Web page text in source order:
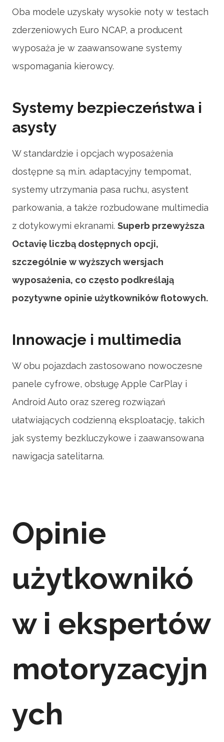
Oba modele uzyskały wysokie noty w testach
zderzeniowych Euro NCAP, a producent
wyposaża je w zaawansowane systemy
wspomagania kierowcy.
Systemy bezpieczeństwa i
asysty
W standardzie i opcjach wyposażenia
dostępne są m.in. adaptacyjny tempomat,
systemy utrzymania pasa ruchu, asystent
parkowania, a także rozbudowane multimedia
z dotykowymi ekranami. Superb przewyższa
Octavię liczbą dostępnych opcji,
szczególnie w wyższych wersjach
wyposażenia, co często podkreślają
pozytywne opinie użytkowników flotowych.
Innowacje i multimedia
W obu pojazdach zastosowano nowoczesne
panele cyfrowe, obsługę Apple CarPlay i
Android Auto oraz szereg rozwiązań
ułatwiających codzienną eksploatację, takich
jak systemy bezkluczykowe i zaawansowana
nawigacja satelitarna.
Opinie
użytkownikó
w i ekspertów
motoryzacyjn
ych